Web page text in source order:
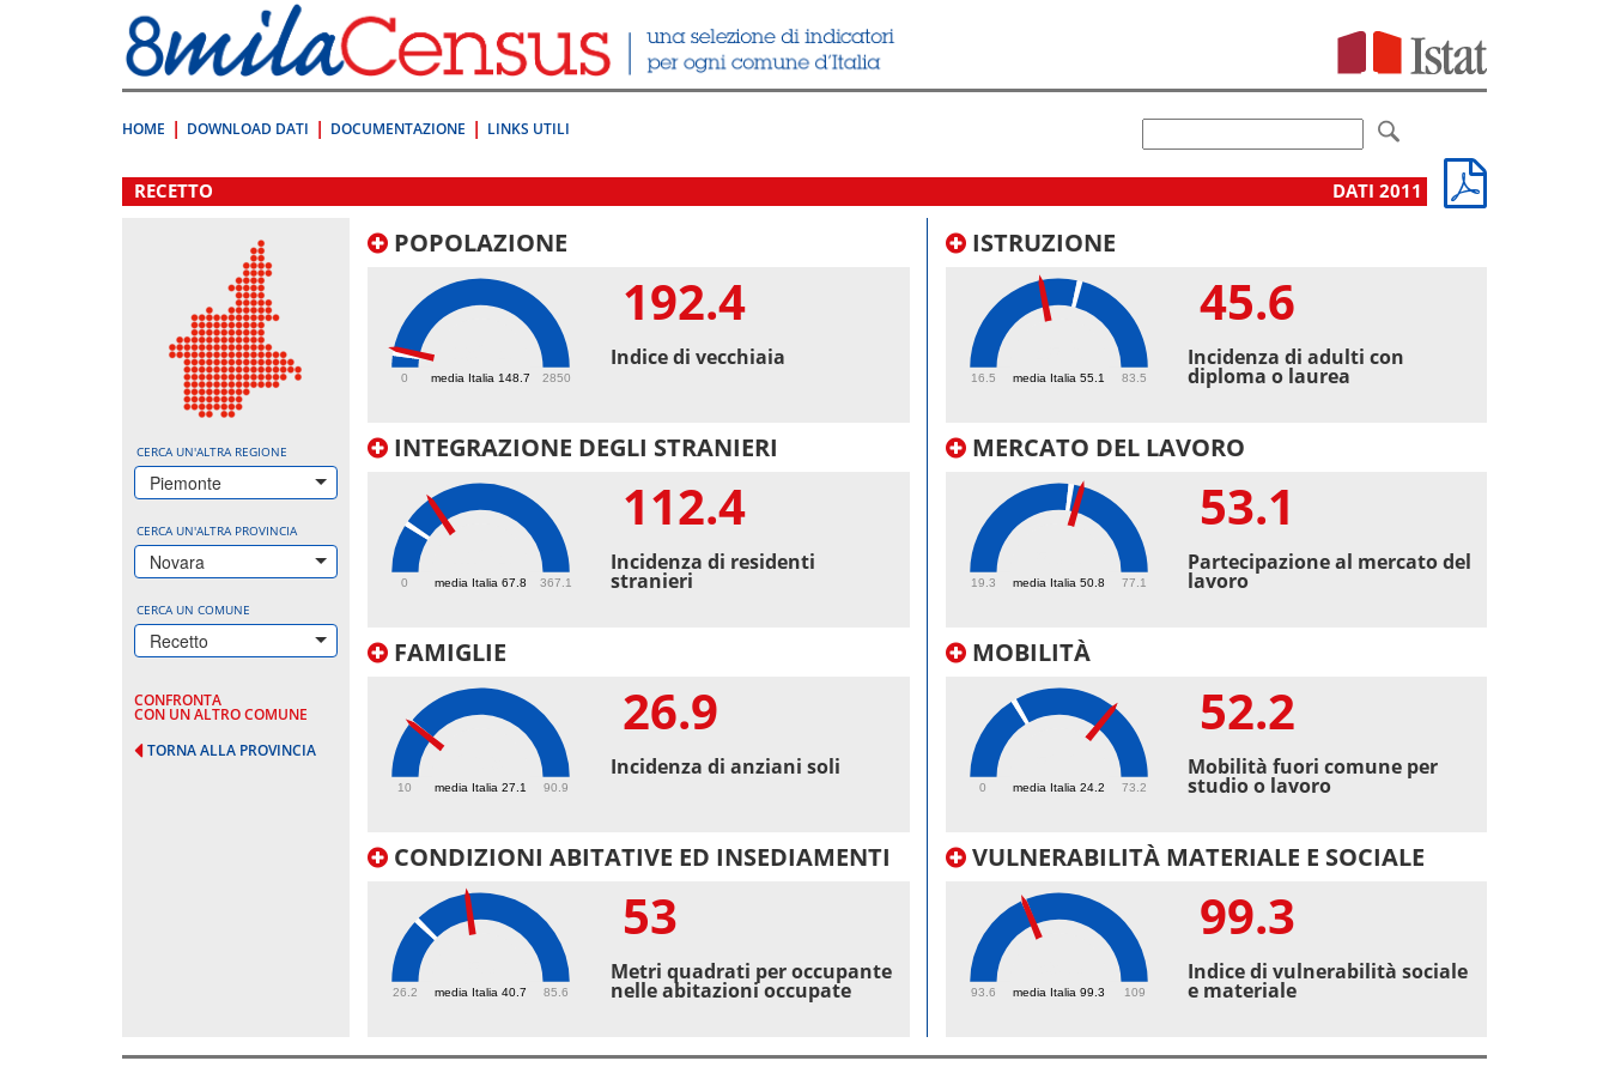
direttamente
a:
Contenuto
HOME DOWNLOAD DATI DOCUMENTAZIONE LINKS UTILI
.
RECETTO DATI 2011
CERCA UN'ALTRA REGIONE
Piemonte
CERCA UN'ALTRA PROVINCIA
Novara
CERCA UN COMUNE
Recetto
CONFRONTA
CON UN ALTRO COMUNE
TORNA ALLA PROVINCIA
POPOLAZIONE
media Italia 148.7
0 2850
192.4
Indice di vecchiaia
INTEGRAZIONE DEGLI STRANIERI
media Italia 67.8
0 367.1
112.4
Incidenza di residenti
stranieri
FAMIGLIE
media Italia 27.1
10 90.9
26.9
Incidenza di anziani soli
CONDIZIONI ABITATIVE ED INSEDIAMENTI
media Italia 40.7
26.2 85.6
53
Metri quadrati per occupante
nelle abitazioni occupate
ISTRUZIONE
media Italia 55.1
16.5 83.5
45.6
Incidenza di adulti con
diploma o laurea
MERCATO DEL LAVORO
media Italia 50.8
19.3 77.1
53.1
Partecipazione al mercato del
lavoro
MOBILITÀ
media Italia 24.2
0 73.2
52.2
Mobilità fuori comune per
studio o lavoro
VULNERABILITÀ MATERIALE E SOCIALE
media Italia 99.3
93.6 109
99.3
Indice di vulnerabilità sociale
e materiale